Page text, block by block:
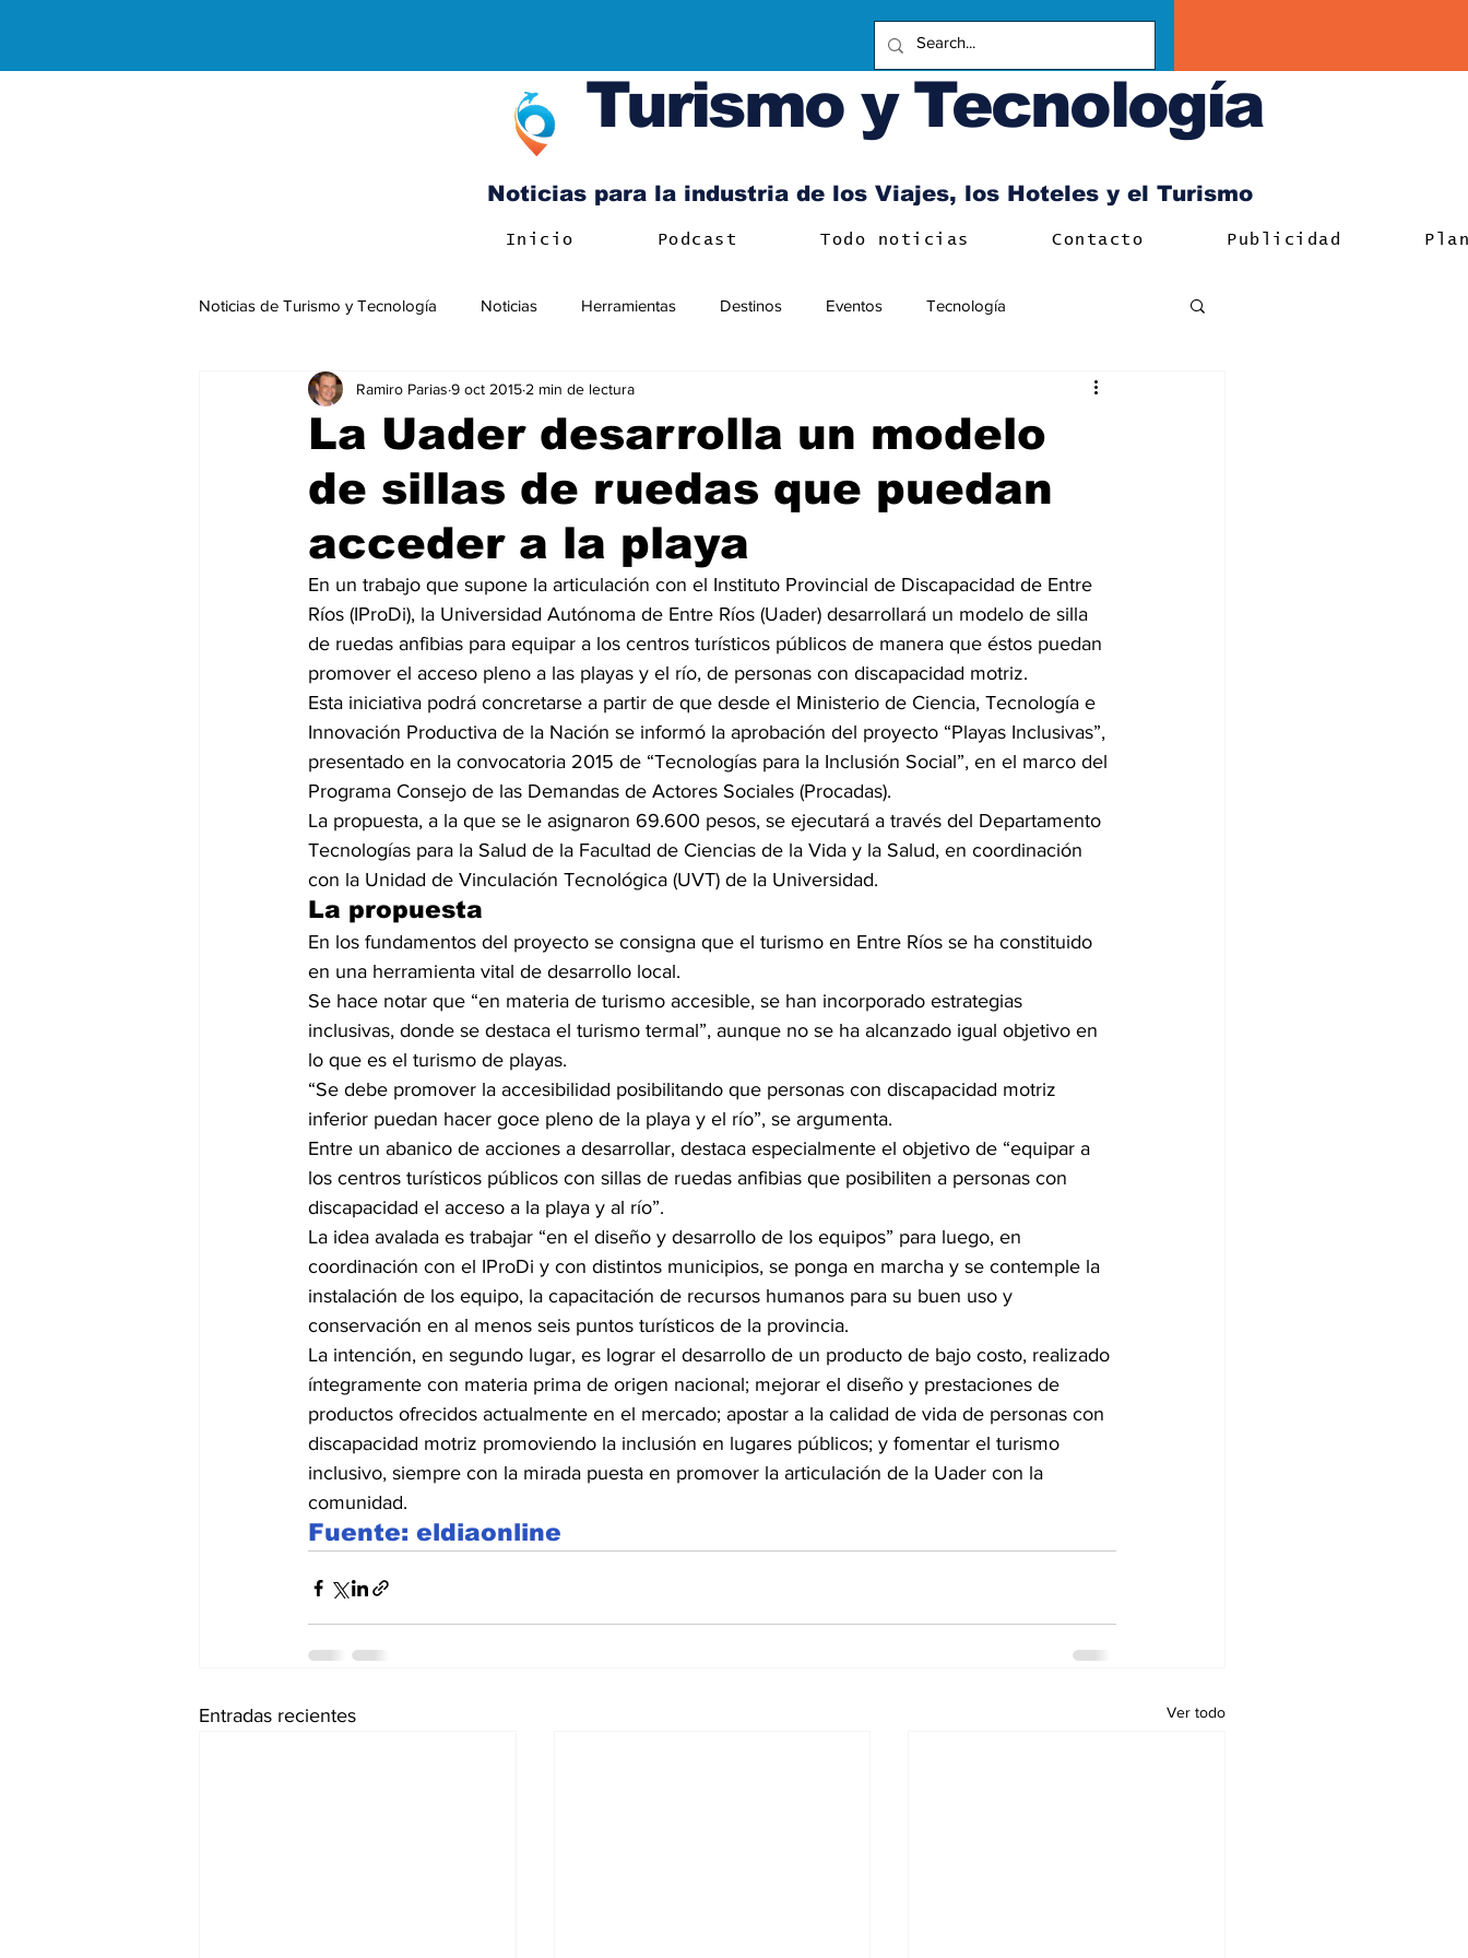
Turismo y Tecnología
Noticias para la industria de los Viajes, los Hoteles y el Turismo
Inicio Podcast Todo noticias Contacto Publicidad
Noticias de Turismo y Tecnología Noticias Herramientas Destinos Eventos Tecnología
Negocios Internacionales
La Uader desarrolla un modelo
de sillas de ruedas que puedan
acceder a la playa
Ramiro Parias 9 oct 2015 2 min de lectura
En un trabajo que supone la articulación con el Instituto Provincial de Discapacidad de Entre
Ríos (IProDi), la Universidad Autónoma de Entre Ríos (Uader) desarrollará un modelo de silla
de ruedas anfibias para equipar a los centros turísticos públicos de manera que éstos puedan
promover el acceso pleno a las playas y el río, de personas con discapacidad motriz.
Esta iniciativa podrá concretarse a partir de que desde el Ministerio de Ciencia, Tecnología e
Innovación Productiva de la Nación se informó la aprobación del proyecto “Playas Inclusivas”,
presentado en la convocatoria 2015 de “Tecnologías para la Inclusión Social”, en el marco del
Programa Consejo de las Demandas de Actores Sociales (Procadas).
La propuesta, a la que se le asignaron 69.600 pesos, se ejecutará a través del Departamento
Tecnologías para la Salud de la Facultad de Ciencias de la Vida y la Salud, en coordinación
con la Unidad de Vinculación Tecnológica (UVT) de la Universidad.
La propuesta
En los fundamentos del proyecto se consigna que el turismo en Entre Ríos se ha constituido
en una herramienta vital de desarrollo local.
Se hace notar que “en materia de turismo accesible, se han incorporado estrategias
inclusivas, donde se destaca el turismo termal”, aunque no se ha alcanzado igual objetivo en
lo que es el turismo de playas.
“Se debe promover la accesibilidad posibilitando que personas con discapacidad motriz
inferior puedan hacer goce pleno de la playa y el río”, se argumenta.
Entre un abanico de acciones a desarrollar, destaca especialmente el objetivo de “equipar a
los centros turísticos públicos con sillas de ruedas anfibias que posibiliten a personas con
discapacidad el acceso a la playa y al río”.
La idea avalada es trabajar “en el diseño y desarrollo de los equipos” para luego, en
coordinación con el IProDi y con distintos municipios, se ponga en marcha y se contemple la
instalación de los equipo, la capacitación de recursos humanos para su buen uso y
conservación en al menos seis puntos turísticos de la provincia.
La intención, en segundo lugar, es lograr el desarrollo de un producto de bajo costo, realizado
íntegramente con materia prima de origen nacional; mejorar el diseño y prestaciones de
productos ofrecidos actualmente en el mercado; apostar a la calidad de vida de personas con
discapacidad motriz promoviendo la inclusión en lugares públicos; y fomentar el turismo
inclusivo, siempre con la mirada puesta en promover la articulación de la Uader con la
comunidad.
Fuente: eldiaonline
Entradas recientes Ver todo